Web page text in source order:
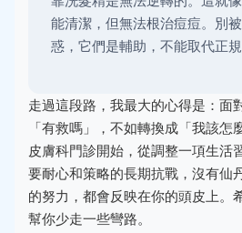
能清潔，但無法根治痘痘。別
惑，它們是輔助，不能取代正規
走過這段路，我最大的心得是：面
「有救嗎」，不如轉換成「我該怎
皮膚科門診開始，從調整一項生活
要耐心和策略的長期抗戰，沒有仙
的努力，都會反映在你的頭皮上。
幫你少走一些彎路。